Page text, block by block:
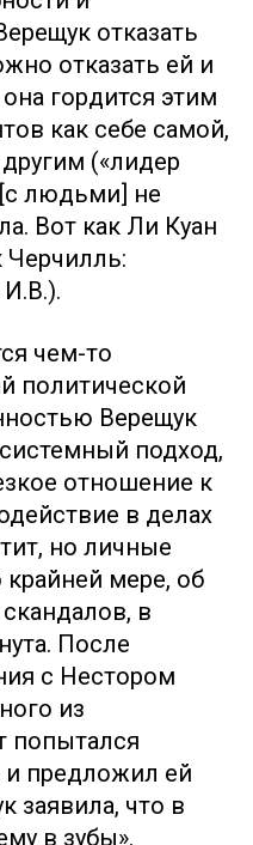
отказать
отказать ей и
гордится этим
как себе самой,
(«лидер
людьми] не
Вот как Ли Куан
Черчилль:
чем-то
политической
Верещук
подход,
отношение к
в делах
но личные
мере, об
в
После
с Нестором
из
попытался
предложил ей
заявила, что в
в зубы».